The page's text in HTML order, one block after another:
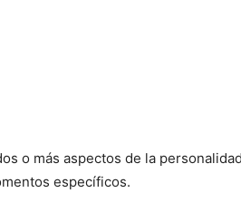
o más aspectos de la
específicos.